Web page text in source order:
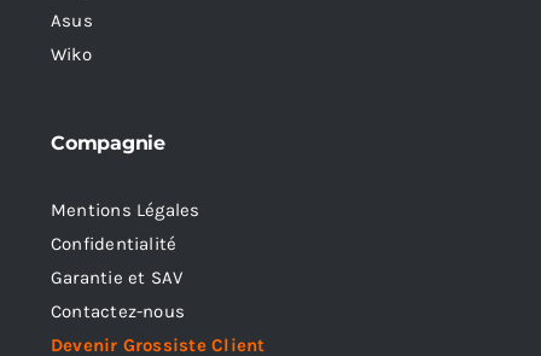
Asus
Wiko
Compagnie
Mentions Légales
Confidentialité
Garantie et SAV
Contactez-nous
Devenir Grossiste Client